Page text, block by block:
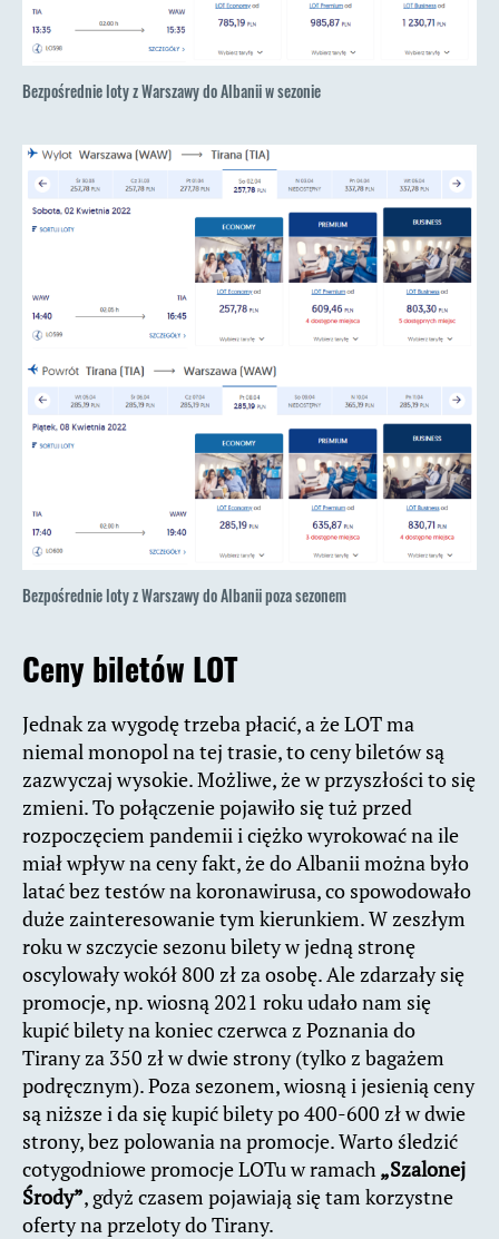
Bezpośrednie loty z Warszawy do Albanii w sezonie
Bezpośrednie loty z Warszawy do Albanii poza sezonem
Ceny biletów LOT
Jednak za wygodę trzeba płacić, a że LOT ma
niemal monopol na tej trasie, to ceny biletów są
zazwyczaj wysokie. Możliwe, że w przyszłości to się
zmieni. To połączenie pojawiło się tuż przed
rozpoczęciem pandemii i ciężko wyrokować na ile
miał wpływ na ceny fakt, że do Albanii można było
latać bez testów na koronawirusa, co spowodowało
duże zainteresowanie tym kierunkiem. W zeszłym
roku w szczycie sezonu bilety w jedną stronę
oscylowały wokół 800 zł za osobę. Ale zdarzały się
promocje, np. wiosną 2021 roku udało nam się
kupić bilety na koniec czerwca z Poznania do
Tirany za 350 zł w dwie strony (tylko z bagażem
podręcznym). Poza sezonem, wiosną i jesienią ceny
są niższe i da się kupić bilety po 400-600 zł w dwie
strony, bez polowania na promocje. Warto śledzić
cotygodniowe promocje LOTu w ramach „Szalonej
Środy”, gdyż czasem pojawiają się tam korzystne
oferty na przeloty do Tirany.